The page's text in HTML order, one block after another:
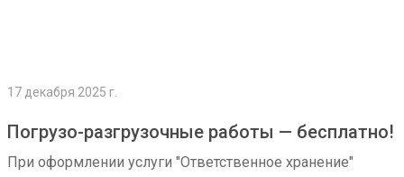
17 декабря 2025 г.
Погрузо-разгрузочные работы — бесплатно!
При оформлении услуги "Ответственное хранение"